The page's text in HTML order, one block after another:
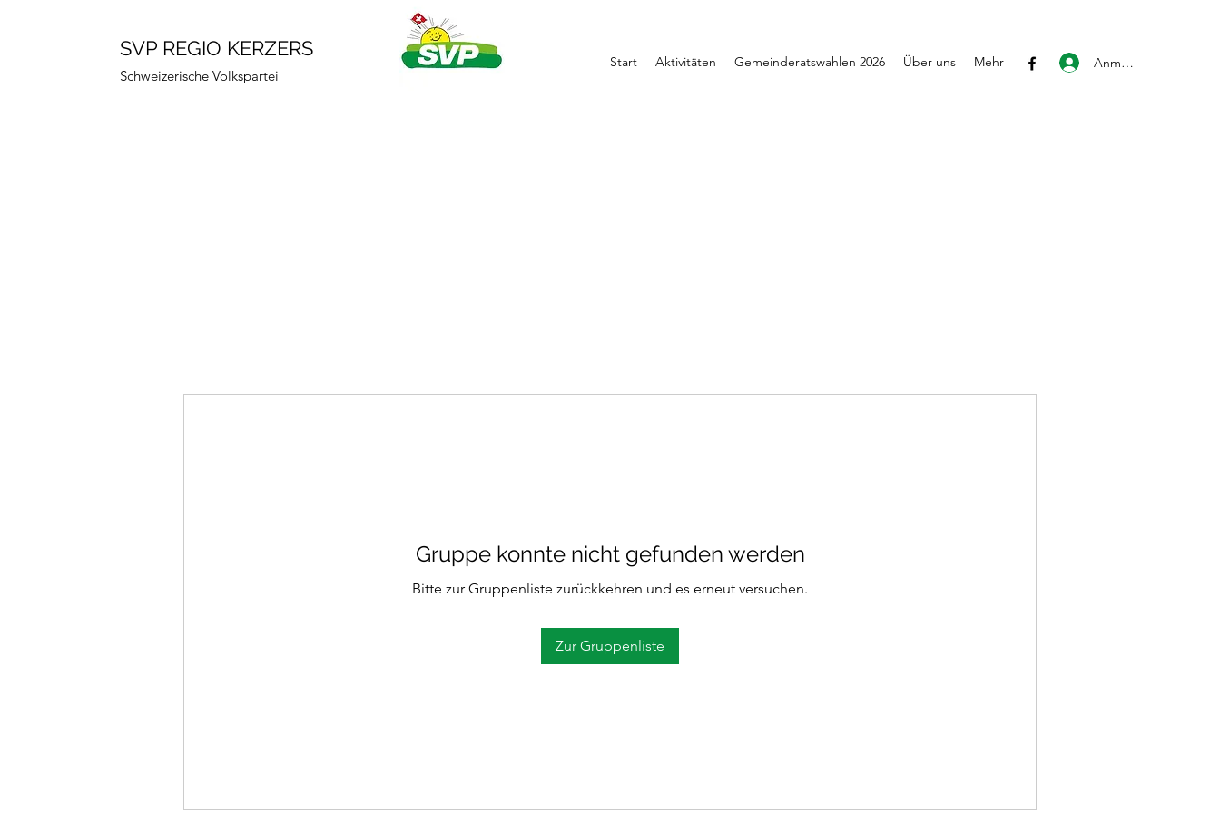
SVP REGIO KERZERS
Schweizerische Volkspartei
Start Aktivitäten Gemeinderatswahlen 2026 Über uns Mehr Anmelden
Gruppe konnte nicht gefunden werden
Bitte zur Gruppenliste zurückkehren und es erneut versuchen.
Zur Gruppenliste